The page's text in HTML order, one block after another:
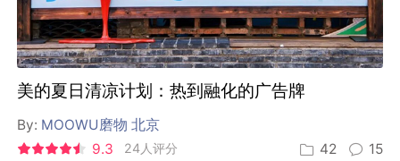
美的夏日清凉计划：热到融化的广告牌
By: MOOWU磨物 北京
9.3
24人评分 42 15